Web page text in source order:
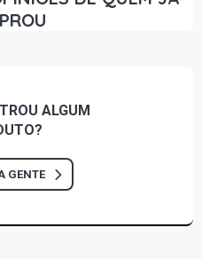
OM352 DIESEL (1970 -
OM352 DIESEL (1970 -
OM352 DIESEL (1970 -
ALGUM
GENTE